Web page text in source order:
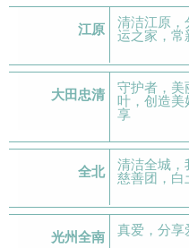
江原 清洁江原
运之家，
大田忠清 守护者，
叶，创造美
享
全北 清洁全城，
慈善团，白
光州全南 真爱，分